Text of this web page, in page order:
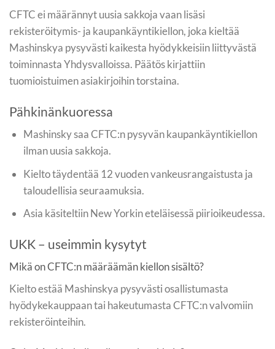
CFTC ei määrännyt uusia sakkoja vaan lisäsi
rekisteröitymis- ja kaupankäyntikiellon, joka kieltää
Mashinskya pysyvästi kaikesta hyödykkeisiin liittyvästä
toiminnasta Yhdysvalloissa. Päätös kirjattiin
tuomioistuimen asiakirjoihin torstaina.
Pähkinänkuoressa
Mashinsky saa CFTC:n pysyvän kaupankäyntikiellon
ilman uusia sakkoja.
Kielto täydentää 12 vuoden vankeusrangaistusta ja
taloudellisia seuraamuksia.
Asia käsiteltiin New Yorkin eteläisessä piirioikeudessa.
UKK – useimmin kysytyt
Mikä on CFTC:n määräämän kiellon sisältö?
Kielto estää Mashinskya pysyvästi osallistumasta
hyödykekauppaan tai hakeutumasta CFTC:n valvomiin
rekisteröinteihin.